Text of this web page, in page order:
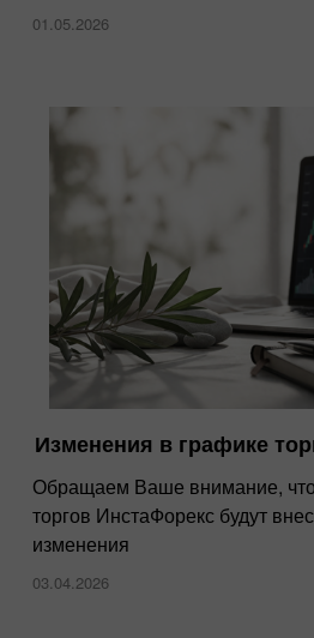
01.05.2026
Изменения в графике
Обращаем Ваше внимание,
торгов ИнстаФорекс будут
изменения
03.04.2026